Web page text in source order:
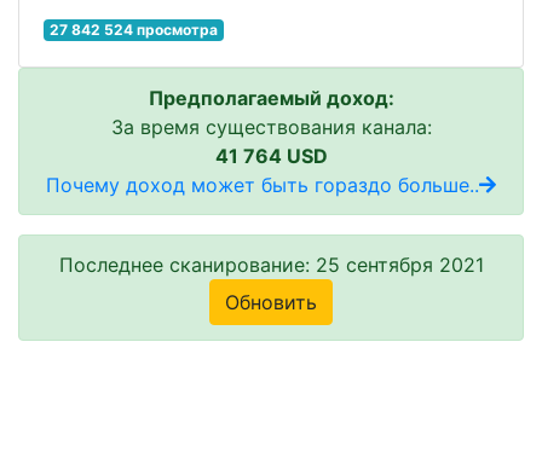
27 842 524 просмотра
Предполагаемый доход:
За время существования канала:
41 764 USD
Почему доход может быть гораздо больше..
Последнее сканирование: 25 сентября 2021
Обновить